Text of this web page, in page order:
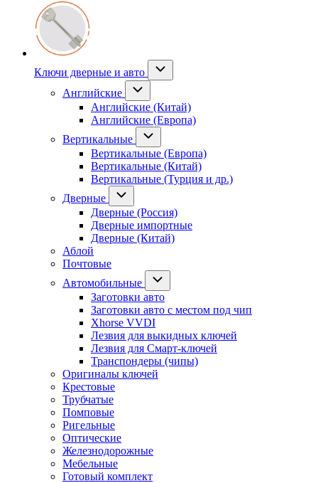
Ключи дверные и авто
Английские
Английские (Китай)
Английские (Европа)
Вертикальные
Вертикальные (Европа)
Вертикальные (Китай)
Вертикальные (Турция и др.)
Дверные
Дверные (Россия)
Дверные импортные
Дверные (Китай)
Аблой
Почтовые
Автомобильные
Заготовки авто
Заготовки авто с местом под чип
Xhorse VVDI
Лезвия для выкидных ключей
Лезвия для Смарт-ключей
Транспондеры (чипы)
Оригиналы ключей
Крестовые
Трубчатые
Помповые
Ригельные
Оптические
Железнодорожные
Мебельные
Готовый комплект